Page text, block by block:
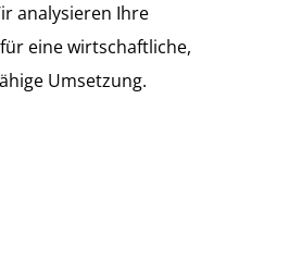
analysieren Ihre
eine wirtschaftliche,
Umsetzung.